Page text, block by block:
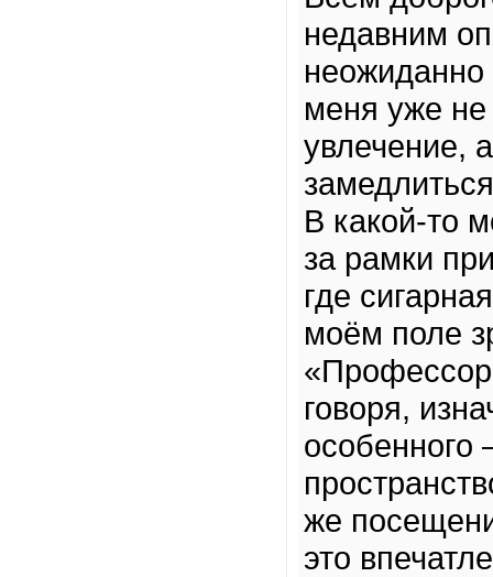
недавним
меня уже
увлечение,
В какой-то
за рамки
где
моём поле
говоря,
особенного
же
это